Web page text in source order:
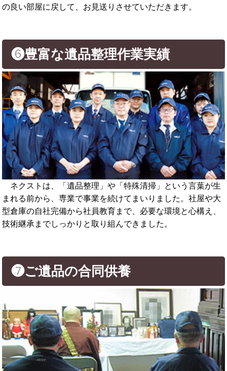
の良い部屋に戻して、お見送りさせていただきます。
❻豊富な遺品整理作業実績
ネクストは、「遺品整理」や「特殊清掃」という言葉が生
まれる前から、専業で事業を続けてまいりました。社屋や大
型倉庫の自社完備から社員教育まで、必要な環境と心構え、
技術継承までしっかりと取り組んできました。
❼ご遺品の合同供養